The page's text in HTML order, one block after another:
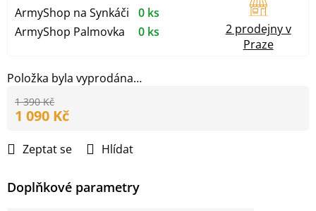
Položka byla vyprodána…
Zeptat se Hlídat
Doplňkové parametry
1 390 Kč
1 090 Kč
cena:
ArmyShop na Synkáči
0 ks
ArmyShop Palmovka
0 ks
2 prodejny v
Praze